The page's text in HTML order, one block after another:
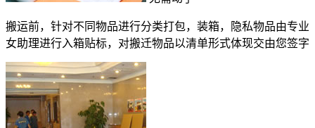
搬运前，针对不同物品进行分类打包，装箱，隐私物品由专业
女助理进行入箱贴标，对搬迁物品以清单形式体现交由您签字